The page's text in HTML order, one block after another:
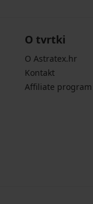
O tvrtki
O Astratex.hr
Kontakt
Affiliate program